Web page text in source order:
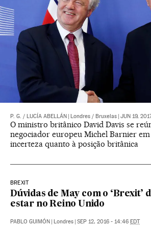
P. G. / LUCÍA ABELLÁN Londres / Bruxelas JUN 19,
O ministro britânico David Davis se
negociador europeu Michel Barnier
incerteza quanto à posição britânica
BREXIT
Dúvidas de May com o ‘Brexit’
estar no Reino Unido
PABLO GUIMÓN Londres SEP 12, 2016 - 14:46 EDT